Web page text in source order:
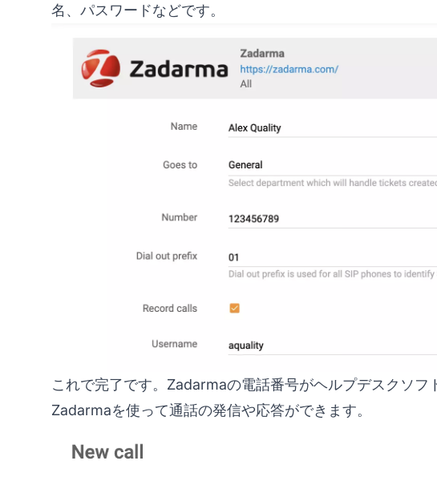
名、パスワードなどです。
これで完了です。Zadarmaの電話番号がヘルプデスクソフ
Zadarmaを使って通話の発信や応答ができます。